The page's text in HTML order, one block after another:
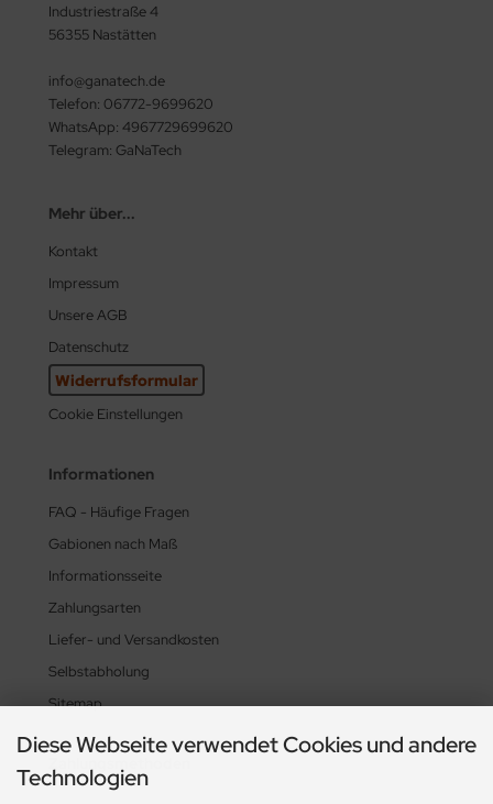
Industriestraße 4
56355 Nastätten
info@ganatech.de
Telefon: 06772-9699620
WhatsApp: 4967729699620
Telegram: GaNaTech
Mehr über...
Kontakt
Impressum
Unsere AGB
Datenschutz
Widerrufsformular
Cookie Einstellungen
Informationen
FAQ - Häufige Fragen
Gabionen nach Maß
Informationsseite
Zahlungsarten
Liefer- und Versandkosten
Selbstabholung
Sitemap
Diese Webseite verwendet Cookies und andere
Technologien